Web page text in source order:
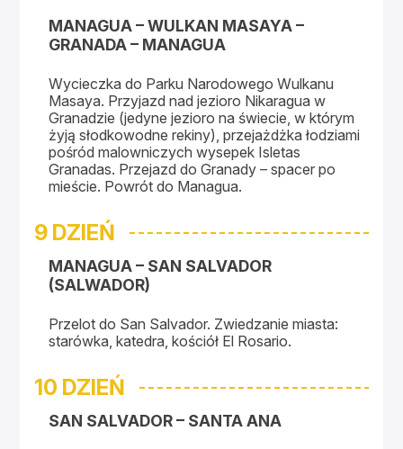
MANAGUA – WULKAN MASAYA –
GRANADA – MANAGUA
Wycieczka do Parku Narodowego Wulkanu
Masaya. Przyjazd nad jezioro Nikaragua w
Granadzie (jedyne jezioro na świecie, w którym
żyją słodkowodne rekiny), przejażdżka łodziami
pośród malowniczych wysepek Isletas
Granadas. Przejazd do Granady – spacer po
mieście. Powrót do Managua.
9 DZIEŃ
MANAGUA – SAN SALVADOR
(SALWADOR)
Przelot do San Salvador. Zwiedzanie miasta:
starówka, katedra, kościół El Rosario.
10 DZIEŃ
SAN SALVADOR – SANTA ANA